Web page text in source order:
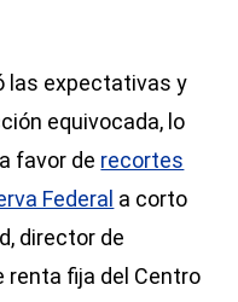
las expectativas y
equivocada, lo
favor de recortes
Federal a corto
director de
fija del Centro